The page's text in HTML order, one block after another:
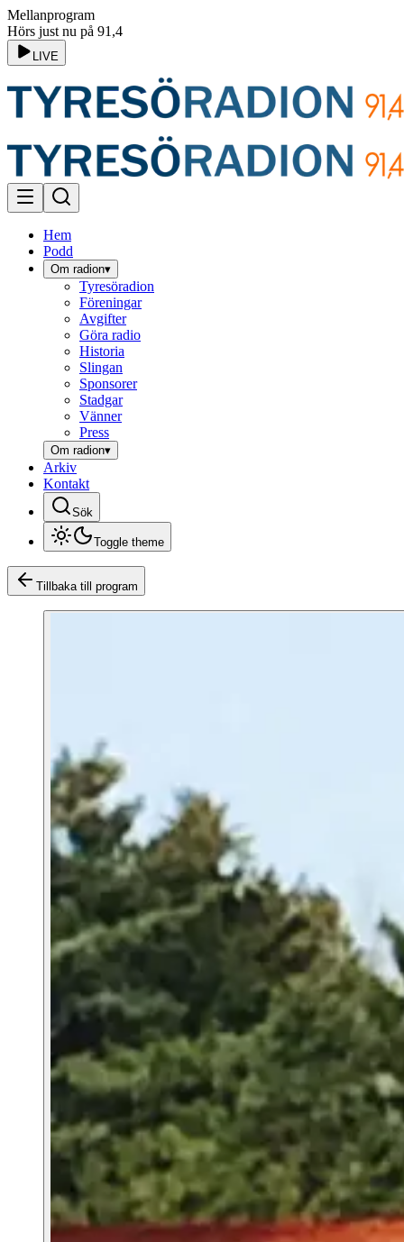
Mellanprogram
Hörs just nu på 91,4
LIVE
Hem
Podd
Om radion▾
Tyresöradion
Föreningar
Avgifter
Göra radio
Historia
Slingan
Sponsorer
Stadgar
Vänner
Press
Om radion▾
Arkiv
Kontakt
Sök
Toggle theme
Tillbaka till program